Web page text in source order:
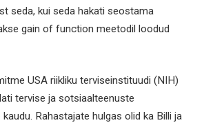
seda, kui seda hakati seostama
gain of function meetodil loodud
USA riikliku terviseinstituudi (NIH)
tervise ja sotsiaalteenuste
Rahastajate hulgas olid ka Billi ja